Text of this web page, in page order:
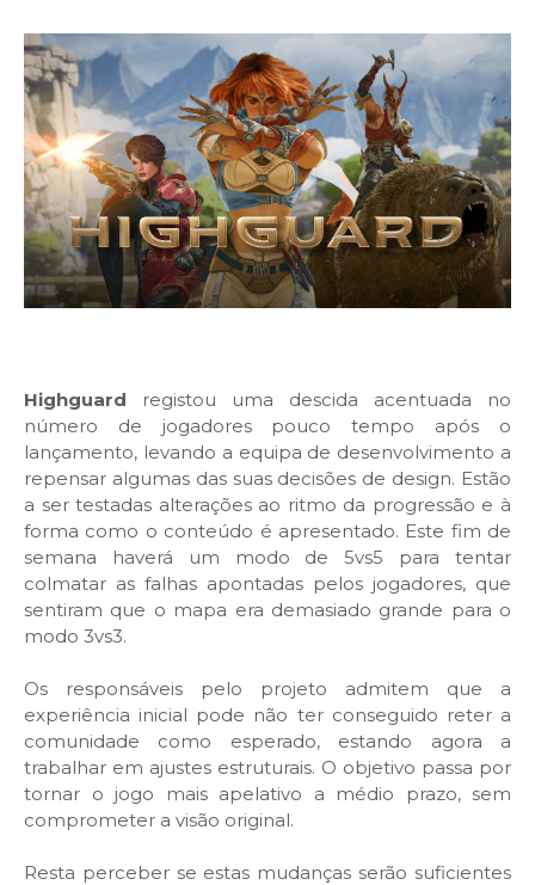
Highguard
registou uma descida acentuada no
número de jogadores pouco tempo após o
lançamento, levando a equipa de desenvolvimento a
repensar algumas das suas decisões de design. Estão
a ser testadas alterações ao ritmo da progressão e à
forma como o conteúdo é apresentado. Este fim de
semana haverá um modo de 5vs5 para tentar
colmatar as falhas apontadas pelos jogadores, que
sentiram que o mapa era demasiado grande para o
modo 3vs3.
Os responsáveis pelo projeto admitem que a
experiência inicial pode não ter conseguido reter a
comunidade como esperado, estando agora a
trabalhar em ajustes estruturais. O objetivo passa por
tornar o jogo mais apelativo a médio prazo, sem
comprometer a visão original.
Resta perceber se estas mudanças serão suficientes